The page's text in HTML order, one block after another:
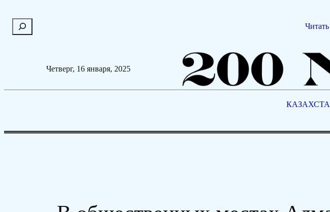
о
Четверг, 16 января, 2025